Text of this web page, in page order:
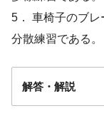
5． 車椅子のブ
分散練習である。
解答・解説